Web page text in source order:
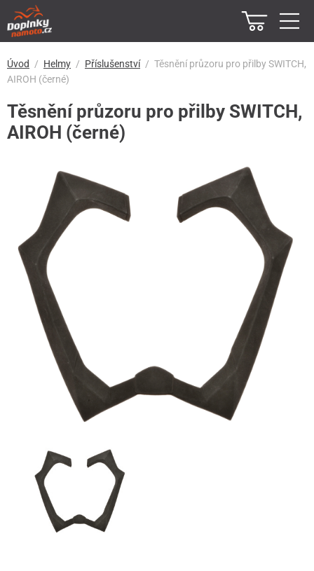
Úvod Helmy Příslušenství
Těsnění průzoru pro přilby SWITCH,
AIROH (černé)
Těsnění průzoru pro přilby SWITCH,
AIROH (černé)